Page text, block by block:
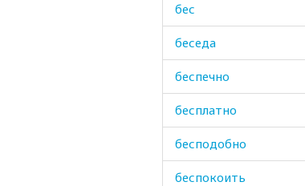
бес
беседа
беспечно
бесплатно
бесподобно
беспокоить